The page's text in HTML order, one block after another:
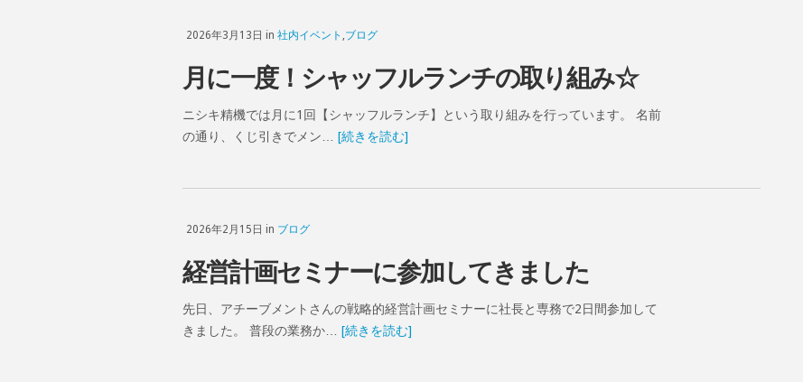
2026年3月13日 in 社内イベント ,ブログ
月に一度！シャッフルランチの取り組み☆
ニシキ精機では月に1回【シャッフルランチ】という取り組みを行っています。 名前
の通り、くじ引きでメン…
[続きを読む]
2026年2月15日 in ブログ
経営計画セミナーに参加してきました
先日、アチーブメントさんの戦略的経営計画セミナーに社長と専務で2日間参加して
きました。 普段の業務か…
[続きを読む]